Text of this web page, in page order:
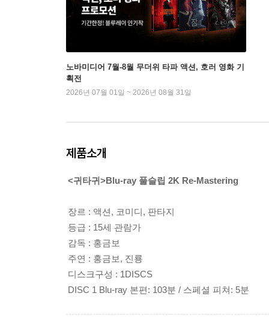
노바미디어 7월-8월 무더위 타파 액션, 호러 영화 기
획전
2026년 07월 01일 ~ 2026년 08월 31일
제품소개
<귀타귀>Blu-ray 풀슬립 2K Re-Mastering
장르 : 액션, 코미디, 판타지
등급 : 15세 관람가
감독 : 홍금보
주연 : 홍금보, 진룡
디스크구성 : 1DISCS
DISC 1 Blu-ray 본편: 103분 / 스페셜 피쳐: 5분